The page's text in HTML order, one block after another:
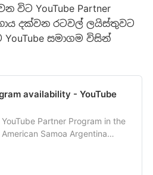
විට YouTube Partner
දක්වන රටවල් ලයිස්තුවට
සමාගම විසින්
availability - YouTube
Partner Program in the
Samoa Argentina